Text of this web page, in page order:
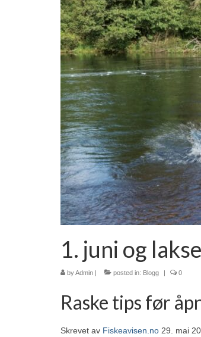
1. juni og
byAdmin | posted in: Blogg | 0
Raske tips før
Skrevet av Fiskeavisen.no 29. mai